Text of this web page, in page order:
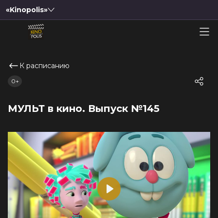
«Kinopolis»
К расписанию
МУЛЬТ в кино. Выпуск №145
0+
Play